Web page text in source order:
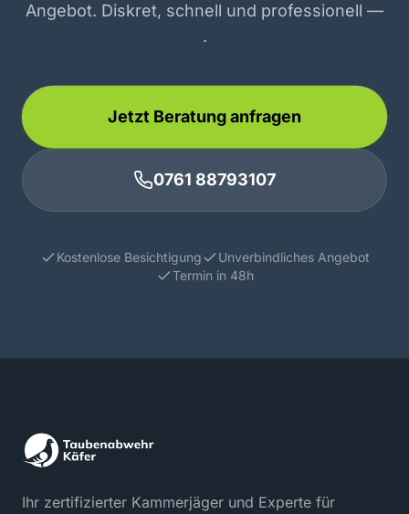
Angebot. Diskret, schnell und professionell —
.
Jetzt Beratung anfragen
0761 88793107
Kostenlose Besichtigung
Unverbindliches Angebot
Termin in 48h
Ihr zertifizierter Kammerjäger und Experte für